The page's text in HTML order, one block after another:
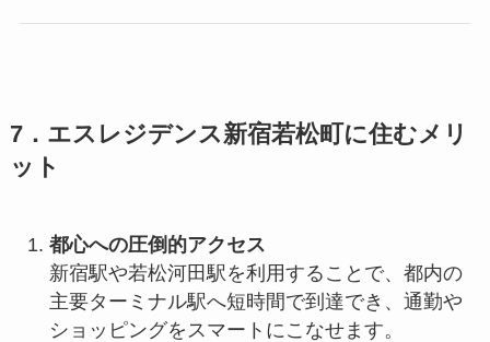
7．エスレジデンス新宿若松町に住むメリ
ット
都心への圧倒的アクセス
新宿駅や若松河田駅を利用することで、都内の
主要ターミナル駅へ短時間で到達でき、通勤や
ショッピングをスマートにこなせます。